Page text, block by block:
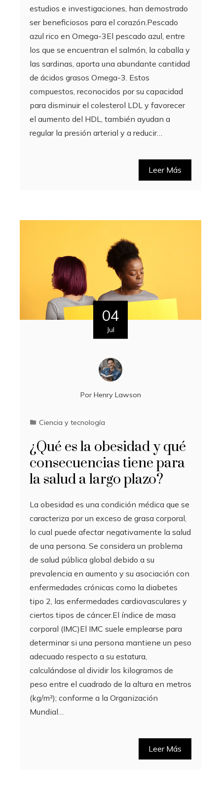
estudios e investigaciones, han demostrado
ser beneficiosos para el corazón.Pescado
azul rico en Omega-3El pescado azul, entre
los que se encuentran el salmón, la caballa y
las sardinas, aporta una abundante cantidad
de ácidos grasos Omega-3. Estos
compuestos, reconocidos por su capacidad
para disminuir el colesterol LDL y favorecer
el aumento del HDL, también ayudan a
regular la presión arterial y a reducir…
Leer Más
04
Jul
Por Henry Lawson
Ciencia y tecnología
¿Qué es la obesidad y qué
consecuencias tiene para
la salud a largo plazo?
La obesidad es una condición médica que se
caracteriza por un exceso de grasa corporal,
lo cual puede afectar negativamente la salud
de una persona. Se considera un problema
de salud pública global debido a su
prevalencia en aumento y su asociación con
enfermedades crónicas como la diabetes
tipo 2, las enfermedades cardiovasculares y
ciertos tipos de cáncer.El índice de masa
corporal (IMC)El IMC suele emplearse para
determinar si una persona mantiene un peso
adecuado respecto a su estatura,
calculándose al dividir los kilogramos de
peso entre el cuadrado de la altura en metros
(kg/m²); conforme a la Organización
Mundial…
Leer Más